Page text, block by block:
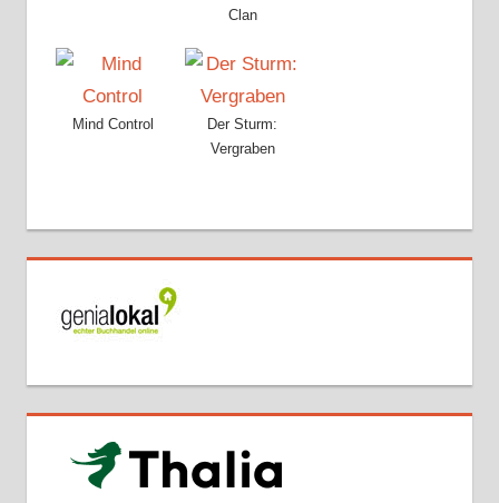
Clan
Mind Control
Der Sturm:
Vergraben